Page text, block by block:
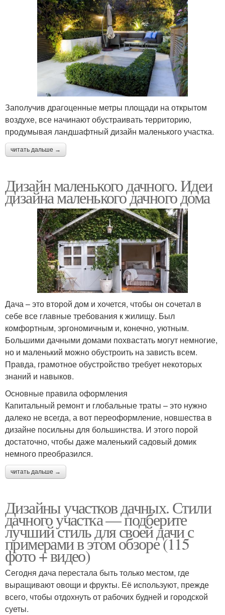
Заполучив драгоценные метры площади на открытом
воздухе, все начинают обустраивать территорию,
продумывая ландшафтный дизайн маленького участка.
читать дальше →
Дизайн маленького дачного. Идеи
дизайна маленького дачного дома
Дача – это второй дом и хочется, чтобы он сочетал в
себе все главные требования к жилищу. Был
комфортным, эргономичным и, конечно, уютным.
Большими дачными домами похвастать могут немногие,
но и маленький можно обустроить на зависть всем.
Правда, грамотное обустройство требует некоторых
знаний и навыков.
Основные правила оформления
Капитальный ремонт и глобальные траты – это нужно
далеко не всегда, а вот переоформление, новшества в
дизайне посильны для большинства. И этого порой
достаточно, чтобы даже маленький садовый домик
немного преобразился.
читать дальше →
Дизайны участков дачных. Стили
дачного участка — подберите
лучший стиль для своей дачи с
примерами в этом обзоре (115
фото + видео)
Сегодня дача перестала быть только местом, где
выращивают овощи и фрукты. Её используют, прежде
всего, чтобы отдохнуть от рабочих будней и городской
суеты.